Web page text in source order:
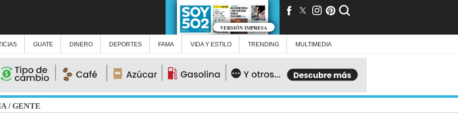
VERSIÓN IMPRESA
GUATE DINERO DEPORTES FAMA VIDA Y ESTILO TRENDING MULTIMEDIA
/GENTE